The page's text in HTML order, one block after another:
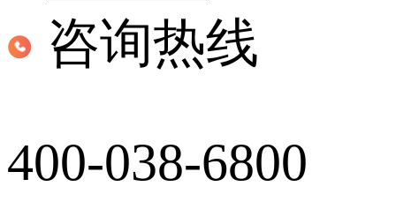
咨询热线
400-038-6800